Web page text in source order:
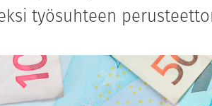
työsuhteen